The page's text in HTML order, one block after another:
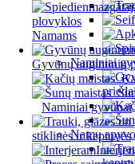
plovyklos
Namams
Gyvūnų augintinių
Naminiai gyvūnai
stiklinės ir keptuvės
Naminiai
Namų